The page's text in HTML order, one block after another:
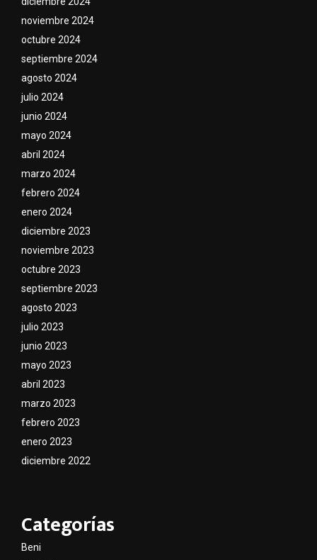
noviembre 2024
octubre 2024
septiembre 2024
agosto 2024
julio 2024
junio 2024
mayo 2024
abril 2024
marzo 2024
febrero 2024
enero 2024
diciembre 2023
noviembre 2023
octubre 2023
septiembre 2023
agosto 2023
julio 2023
junio 2023
mayo 2023
abril 2023
marzo 2023
febrero 2023
enero 2023
diciembre 2022
Categorías
Beni